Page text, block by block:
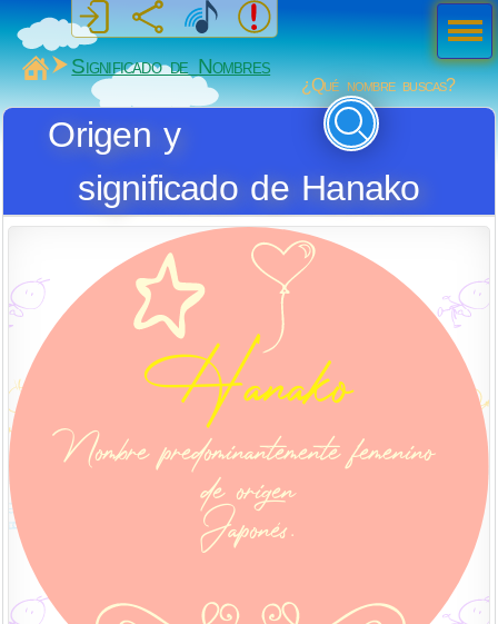
MiSabueso
Significado de Nombres
¿Qué nombre buscas?
Origen y
significado de Hanako
Men
ú